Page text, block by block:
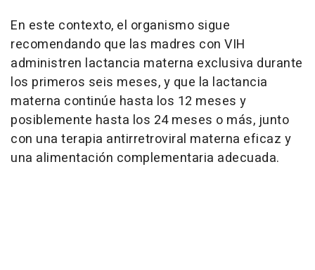
En este contexto, el organismo sigue
recomendando que las madres con VIH
administren lactancia materna exclusiva durante
los primeros seis meses, y que la lactancia
materna continúe hasta los 12 meses y
posiblemente hasta los 24 meses o más, junto
con una terapia antirretroviral materna eficaz y
una alimentación complementaria adecuada.